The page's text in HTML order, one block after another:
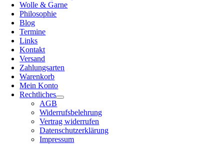
Wolle & Garne
Philosophie
Blog
Termine
Links
Kontakt
Versand
Zahlungsarten
Warenkorb
Mein Konto
Rechtliches
AGB
Widerrufsbelehrung
Vertrag widerrufen
Datenschutzerklärung
Impressum